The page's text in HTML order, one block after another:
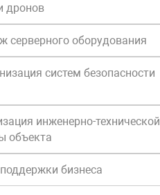
дронов
серверного оборудования
систем безопасности
инженерно-технической
объекта
бизнеса